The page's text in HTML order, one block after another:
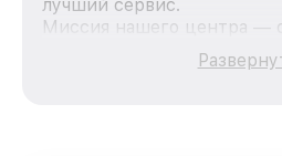
лучший сервис.
Миссия нашего центра —
качественный и
каждого пользователя